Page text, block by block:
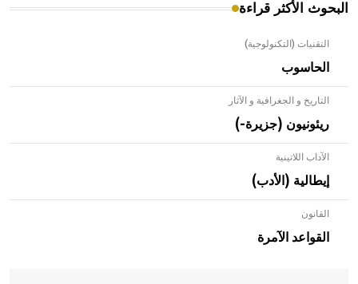
البحوث الأكثر قراءة
التقنيات (التكنولوجية)
الحاسوب
التاريخ و الجغرافية و الآثار
ريئونيون (جزيرة-)
الآداب اللاتينية
إيطالية (الأدب)
القانون
القواعد الآمرة
- هل تعلم أن الأبلق نوع من الفنون الهندسية التي ارتبطت
بالعمارة الإسلامية في بلاد الشام ومصر خاصة، حيث يحرص
المعمار على بناء مداميكه وخاصة في الواجهات